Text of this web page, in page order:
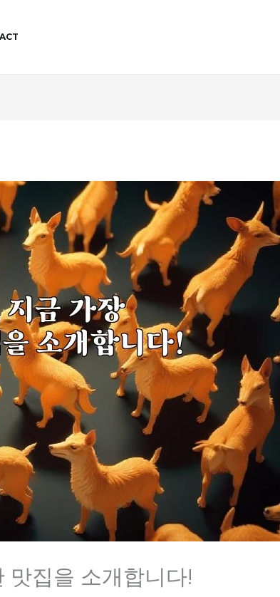
맛집을 소개합니다!